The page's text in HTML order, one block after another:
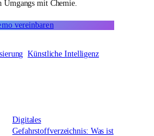
mit Chemie.
vereinbaren
Künstliche Intelligenz
Digitales
Gefahrstoffverzeichnis: Was ist